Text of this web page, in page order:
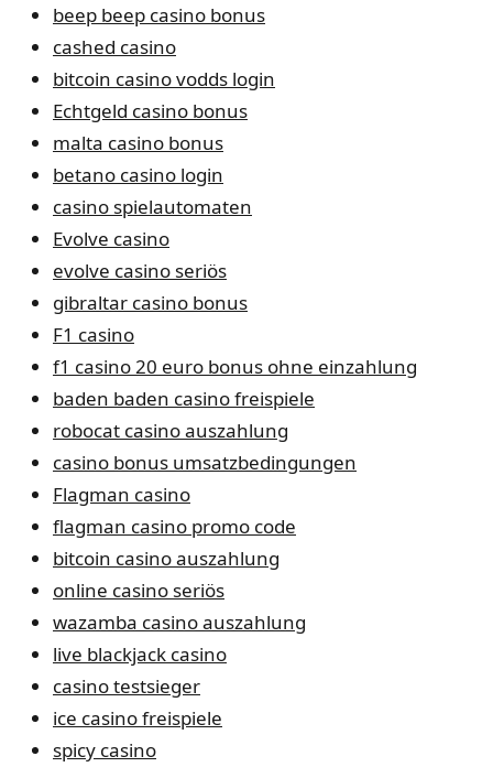
beep beep casino bonus
cashed casino
bitcoin casino vodds login
Echtgeld casino bonus
malta casino bonus
betano casino login
casino spielautomaten
Evolve casino
evolve casino seriös
gibraltar casino bonus
F1 casino
f1 casino 20 euro bonus ohne einzahlung
baden baden casino freispiele
robocat casino auszahlung
casino bonus umsatzbedingungen
Flagman casino
flagman casino promo code
bitcoin casino auszahlung
online casino seriös
wazamba casino auszahlung
live blackjack casino
casino testsieger
ice casino freispiele
spicy casino